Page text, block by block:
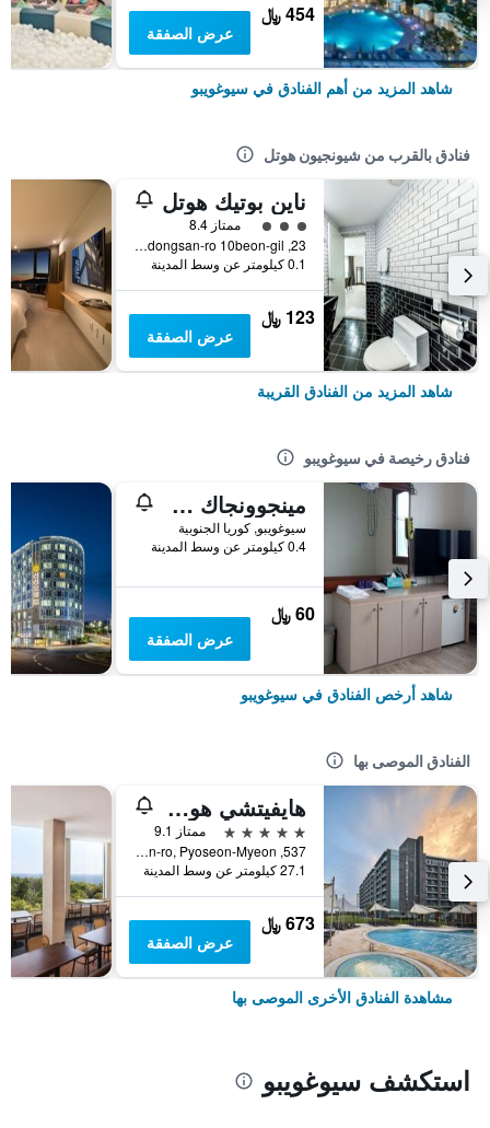
454 ﷼
عرض الصفقة
شاهد المزيد من أهم الفنادق في سيوغويبو
فنادق بالقرب من شيونجيون هوتل
ناين بوتيك هوتل
تقييم فئة 3ممتاز 8.4
23, Soldongsan-ro 10beon-gil, سيوغويبو, كوريا الجنوبية
0.1 كيلومتر عن وسط المدينة
123 ﷼
عرض الصفقة
شاهد المزيد من الفنادق القريبة
فنادق رخيصة في سيوغويبو
مينجوونجاك جيستهاوس
سيوغويبو, كوريا الجنوبية
0.4 كيلومتر عن وسط المدينة
60 ﷼
عرض الصفقة
شاهد أرخص الفنادق في سيوغويبو
الفنادق الموصى بها
هايفيتشي هوتل آند ريزورت جيجو
5 نجوم
ممتاز 9.1
537, Minsokhaean-ro, Pyoseon-Myeon, سيوغويبو, كوريا الجنوبية
27.1 كيلومتر عن وسط المدينة
673 ﷼
عرض الصفقة
مشاهدة الفنادق الأخرى الموصى بها
استكشف سيوغويبو